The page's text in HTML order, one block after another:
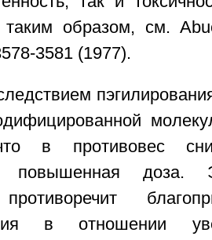
таким образом, см.
3581 (1977).
в противовес
повышенная доза.
в отношении